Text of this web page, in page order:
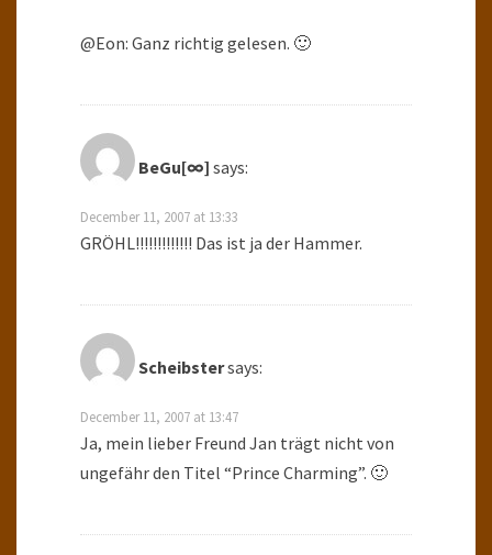
@Eon: Ganz richtig gelesen. 🙂
BeGu[∞] says:
December 11, 2007 at 13:33
GRÖHL!!!!!!!!!!!!! Das ist ja der Hammer.
Scheibstersays:
December 11, 2007 at 13:47
Ja, mein lieber Freund Jan trägt nicht von
ungefähr den Titel “Prince Charming”. 🙂